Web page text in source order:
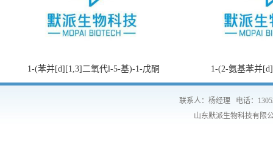
1-(苯并[d][1,3]二氧代l-5-基)-1-戊酮 1-(2-氨基苯并
联系人：杨经理 电话：
山东默派生物科技有限